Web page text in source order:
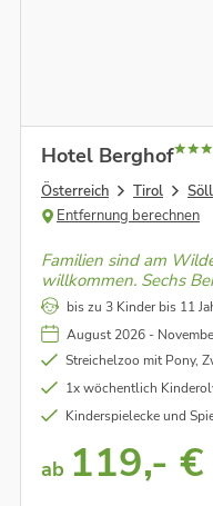
Hotel Berghof
Österreich Tirol
Söll
Entfernung berechnen
Familien sind am
willkommen. Sechs
gestaltet und jede ihre
Faszination, machen
einzigartig in Tirol.
bis zu 3 Kinder bis 11
August 2026 -
Streichelzoo mit Pony,
1x wöchentlich Kinderolympiade mit
Kinderspielecke und
ab 119,- €